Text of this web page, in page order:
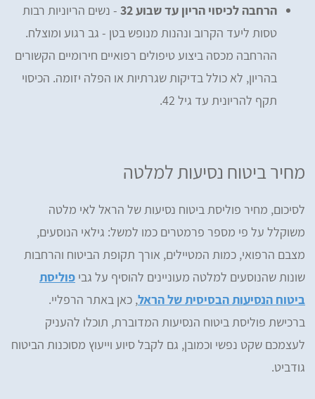
הרחבה לכיסוי הריון עד שבוע 32
- נשים הריוניות רבות
טסות ליעד הקרוב ונהנות מנופש בטן - גב רגוע ומוצלח.
ההרחבה מכסה ביצוע טיפולים רפואיים חירומיים הקשורים
בהריון, לא כולל בדיקות שגרתיות או הפלה יזומה. הכיסוי
תקף להריונית עד גיל 42.
מחיר ביטוח נסיעות למלטה
לסיכום, מחיר פוליסת ביטוח נסיעות של הראל לאי מלטה
משוקלל על פי מספר פרמטרים כמו למשל: גילאי הנוסעים,
מצבם הרפואי, כמות המטיילים, אורך תקופת הביטוח והרחבות
שונות שהנוסעים למלטה מעוניינים להוסיף על גבי פוליסת
ביטוח הנסיעות הבסיסית של הראל, כאן באתר הרפליי.
ברכישת פוליסת ביטוח הנסיעות המדוברת, תוכלו להעניק
לעצמכם שקט נפשי וכמובן, גם לקבל סיוע וייעוץ מסוכנות הביטוח
גודביט.